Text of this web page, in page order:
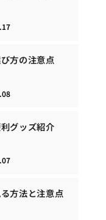
方の注意点
グッズ紹介
方法と注意点